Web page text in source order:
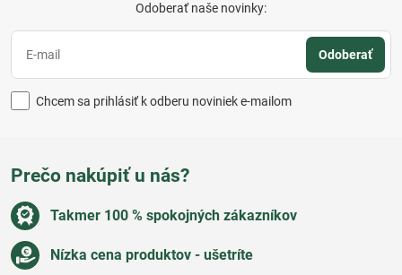
Odoberať naše novinky:
Odoberať
Chcem sa prihlásiť k odberu noviniek e-mailom
Prečo nakúpiť u nás?
Takmer 100 % spokojných zákazníkov
Nízka cena produktov - ušetríte